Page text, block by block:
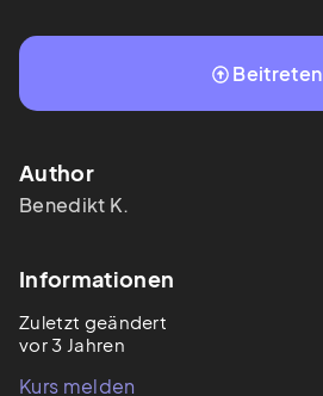
Beitreten
Author
Benedikt K.
Informationen
Zuletzt geändert
vor 3 Jahren
Kurs melden